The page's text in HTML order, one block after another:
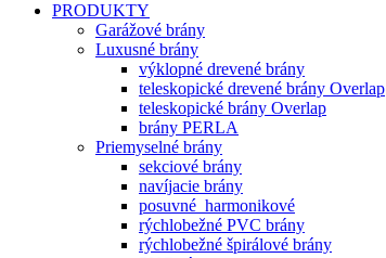
PRODUKTY
Garážové brány
Luxusné brány
výklopné drevené brány
teleskopické drevené brány Overlap
teleskopické brány Overlap
brány PERLA
Priemyselné brány
sekciové brány
navíjacie brány
posuvné_harmonikové
rýchlobežné PVC brány
rýchlobežné špirálové brány